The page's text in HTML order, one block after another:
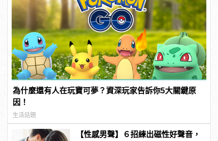
為什麼還有人在玩寶可夢？資深玩家告訴你5大關鍵原
因！
生活話題
【性感男聲】６招練出磁性好聲音，